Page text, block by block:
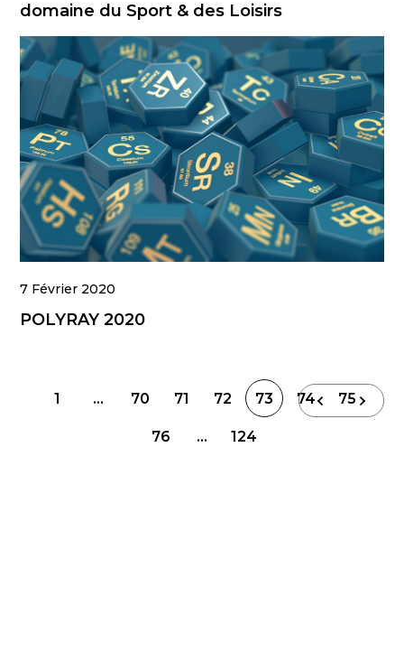
domaine du Sport & des Loisirs
7 Février 2020
POLYRAY 2020
Navigation
1 … 70 71 72 73 74 75
76 … 124